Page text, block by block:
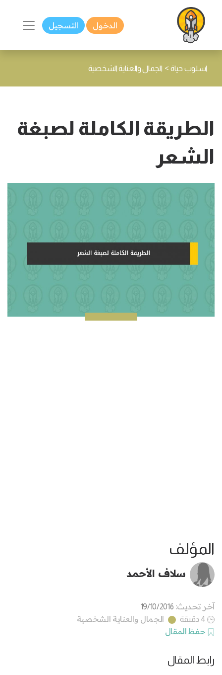
الدخول التسجيل
اسلوب حياة > الجمال والعناية الشخصية
الطريقة الكاملة لصبغة
الشعر
المؤلف
سلاف الأحمد
آخر تحديث: 19/10/2016
4 دقيقة
الجمال والعناية الشخصية
حفظ المقال
رابط المقال